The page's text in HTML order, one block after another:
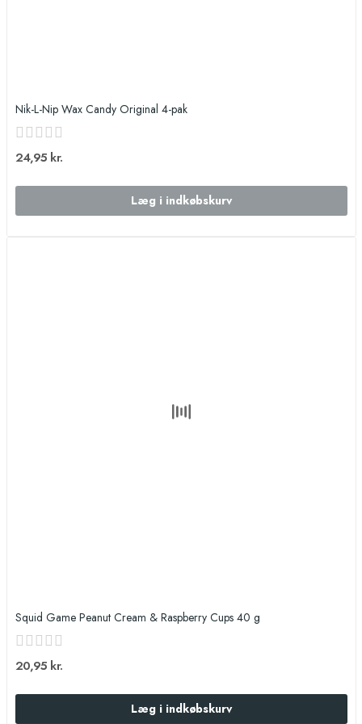
Nik-L-Nip Wax Candy Original 4-pak
24,95 kr.
Læg i indkøbskurv
Squid Game Peanut Cream & Raspberry Cups 40 g
20,95 kr.
Læg i indkøbskurv